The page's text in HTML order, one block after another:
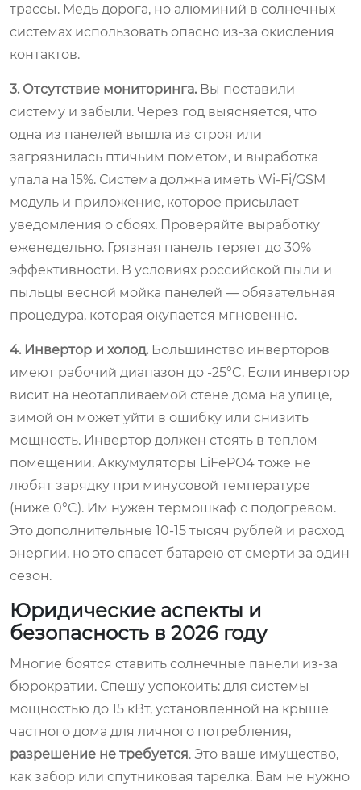
трассы. Медь дорога, но алюминий в солнечных
системах использовать опасно из-за окисления
контактов.
3. Отсутствие мониторинга. Вы поставили
систему и забыли. Через год выясняется, что
одна из панелей вышла из строя или
загрязнилась птичьим пометом, и выработка
упала на 15%. Система должна иметь Wi-Fi/GSM
модуль и приложение, которое присылает
уведомления о сбоях. Проверяйте выработку
еженедельно. Грязная панель теряет до 30%
эффективности. В условиях российской пыли и
пыльцы весной мойка панелей — обязательная
процедура, которая окупается мгновенно.
4. Инвертор и холод. Большинство инверторов
имеют рабочий диапазон до -25°C. Если инвертор
висит на неотапливаемой стене дома на улице,
зимой он может уйти в ошибку или снизить
мощность. Инвертор должен стоять в теплом
помещении. Аккумуляторы LiFePO4 тоже не
любят зарядку при минусовой температуре
(ниже 0°C). Им нужен термошкаф с подогревом.
Это дополнительные 10-15 тысяч рублей и расход
энергии, но это спасет батарею от смерти за один
сезон.
Юридические аспекты и
безопасность в 2026 году
Многие боятся ставить солнечные панели из-за
бюрократии. Спешу успокоить: для системы
мощностью до 15 кВт, установленной на крыше
частного дома для личного потребления,
разрешение не требуется. Это ваше имущество,
как забор или спутниковая тарелка. Вам не нужно